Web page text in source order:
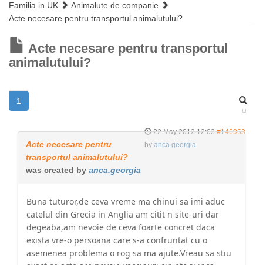
Familia in UK
Animalute de companie
Acte necesare pentru transportul animalutului?
Acte necesare pentru transportul
animalutului?
1
22 May 2012 12:03 #146963
by anca.georgia
Acte necesare pentru
transportul animalutului?
was created by anca.georgia
Buna tuturor,de ceva vreme ma chinui sa imi aduc
catelul din Grecia in Anglia am citit n site-uri dar
degeaba,am nevoie de ceva foarte concret daca
exista vre-o persoana care s-a confruntat cu o
asemenea problema o rog sa ma ajute.Vreau sa stiu